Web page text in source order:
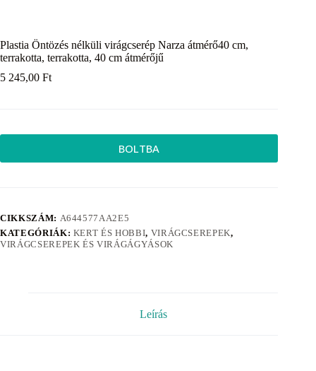
Plastia Öntözés nélküli virágcserép Narza átmérő40 cm,
terrakotta, terrakotta, 40 cm átmérőjű
5 245,00 Ft
BOLTBA
CIKKSZÁM: A644577AA2E5
KATEGÓRIÁK: KERT ÉS HOBBI, VIRÁGCSEREPEK,
VIRÁGCSEREPEK ÉS VIRÁGÁGYÁSOK
Leírás